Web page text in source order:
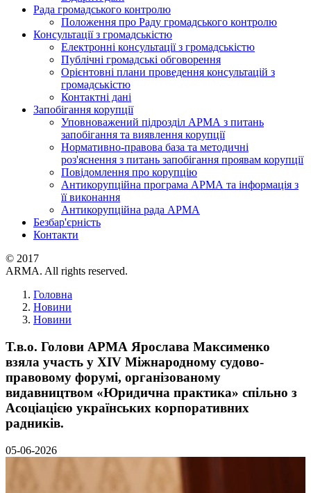
Рада громадського контролю
Положення про Раду громадського контролю
Консультації з громадськістю
Електронні консультації з громадськістю
Публічні громадські обговорення
Орієнтовні плани проведення консультацій з
громадськістю
Контактні дані
Запобігання корупції
Уповноважений підрозділ АРМА з питань
запобігання та виявлення корупції
Нормативно-правова база та методичні
роз'яснення з питань запобігання проявам корупції
Повідомлення про корупцію
Антикорупційна програма АРМА та інформація з
її виконання
Антикорупційна рада АРМА
Безбар'єрність
Контакти
© 2017
ARMA. All rights reserved.
Головна
Новини
Новини
Т.в.о. Голови АРМА Ярослава Максименко
взяла участь у XIV Міжнародному судово-
правовому форумі, організованому
видавництвом «Юридична практика» спільно з
Асоціацією українських корпоративних
радників.
05-06-2026